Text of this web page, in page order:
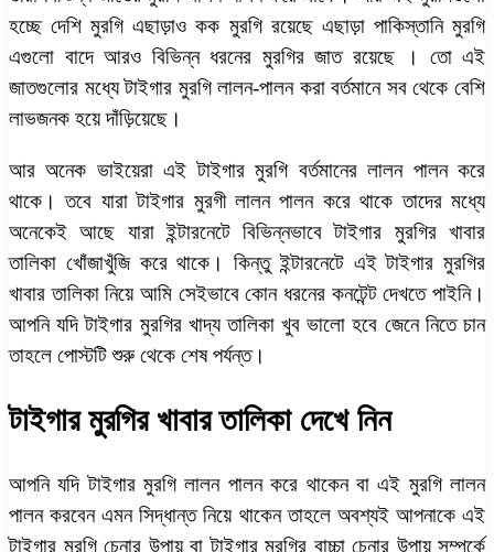
হচ্ছে দেশি মুরগি এছাড়াও কক মুরগি রয়েছে এছাড়া পাকিস্তানি মুরগি
এগুলো বাদে আরও বিভিন্ন ধরনের মুরগির জাত রয়েছে । তো এই
জাতগুলোর মধ্যে টাইগার মুরগি লালন-পালন করা বর্তমানে সব থেকে বেশি
লাভজনক হয়ে দাঁড়িয়েছে।
আর অনেক ভাইয়েরা এই টাইগার মুরগি বর্তমানের লালন পালন করে
থাকে। তবে যারা টাইগার মুরগী লালন পালন করে থাকে তাদের মধ্যে
অনেকেই আছে যারা ইন্টারনেটে বিভিন্নভাবে টাইগার মুরগির খাবার
তালিকা খোঁজাখুঁজি করে থাকে। কিন্তু ইন্টারনেটে এই টাইগার মুরগির
খাবার তালিকা নিয়ে আমি সেইভাবে কোন ধরনের কনটেন্ট দেখতে পাইনি।
আপনি যদি টাইগার মুরগির খাদ্য তালিকা খুব ভালো হবে জেনে নিতে চান
তাহলে পোস্টটি শুরু থেকে শেষ পর্যন্ত।
টাইগার মুরগির খাবার তালিকা দেখে নিন
আপনি যদি টাইগার মুরগি লালন পালন করে থাকেন বা এই মুরগি লালন
পালন করবেন এমন সিদ্ধান্ত নিয়ে থাকেন তাহলে অবশ্যই আপনাকে এই
টাইগার মুরগি চেনার উপায় বা টাইগার মুরগির বাচ্চা চেনার উপায় সম্পর্কে